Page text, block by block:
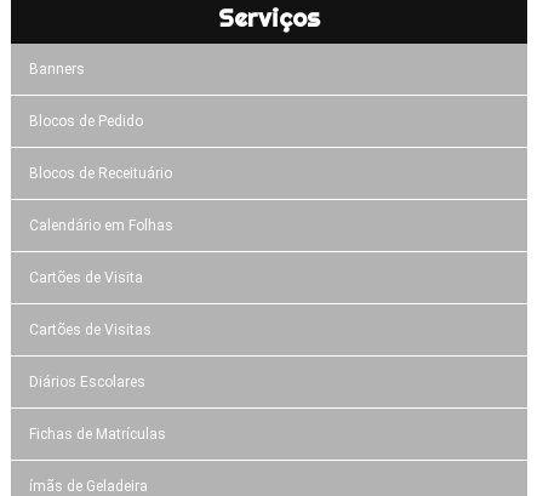
Serviços
Banners
Blocos de Pedido
Blocos de Receituário
Calendário em Folhas
Cartões de Visita
Cartões de Visitas
Diários Escolares
Fichas de Matrículas
ímãs de Geladeira